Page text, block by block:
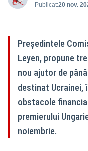
Publicat:20 nov.
Preşedintele
Leyen, propune
nou ajutor de
destinat Ucrainei,
obstacole
premierului
noiembrie.